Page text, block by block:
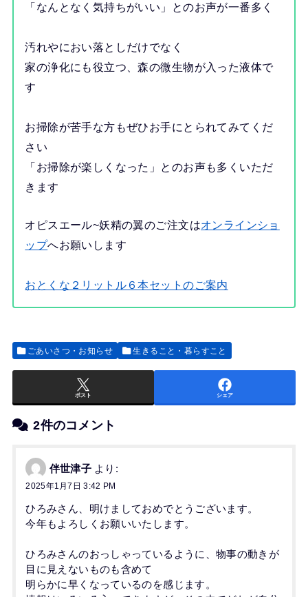
「なんとなく気持ちがいい」とのお声が一番多く
汚れやにおい落としだけでなく
家の浄化にも役立つ、森の微生物が入った液体で
す
お掃除が苦手な方もぜひお手にとられてみてくだ
さい
「お掃除が楽しくなった」とのお声も多くいただ
きます
オピスエール~妖精の翼のご注文はオンラインショ
ップへお願いします
おとくな２リットル６本セットのご案内
ごあいさつ・お知らせ 生きること・暮らすこと
ポスト シェア
2件のコメント
伴世津子 より:
2025年1月7日 3:42 PM
ひろみさん、明けましておめでとうございます。
今年もよろしくお願いいたします。
ひろみさんのおっしゃっているように、物事の動きが
目に見えないものも含めて
明らかに早くなっているのを感じます。